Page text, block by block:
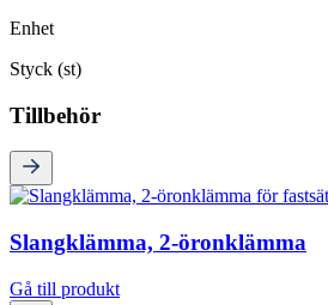
Enhet
Styck (st)
Tillbehör
Slangklämma, 2-öronklämma
Gå till produkt